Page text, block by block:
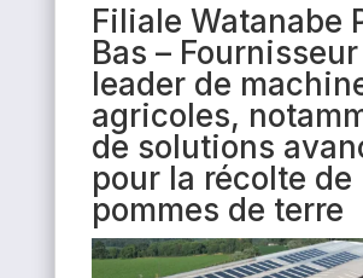
Filiale Watanabe
Bas – Fournisseur
leader de
agricoles,
de solutions
pour la récolte de
pommes de terre